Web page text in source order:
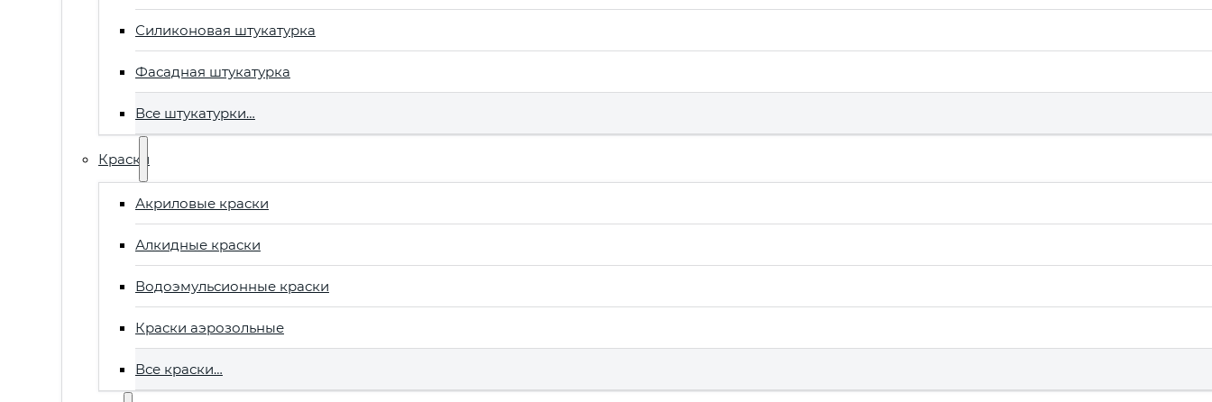
Силиконовая штукатурка
Фасадная штукатурка
Все штукатурки…
Краски
Акриловые краски
Алкидные краски
Водоэмульсионные краски
Краски аэрозольные
Все краски…